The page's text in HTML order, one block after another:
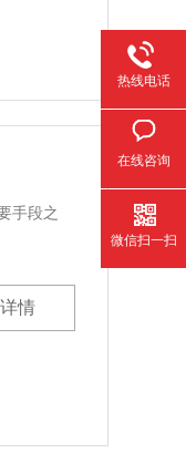
手段之
情
热线电话
在线咨询
微信扫一扫